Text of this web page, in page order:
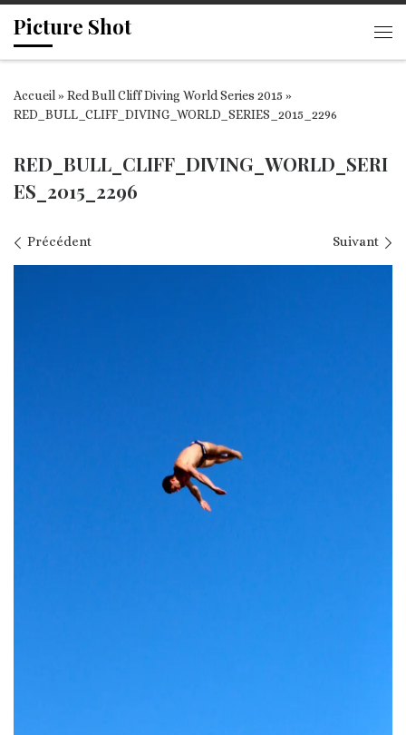
Passer au contenu
Picture Shot
Accueil» Red Bull Cliff Diving World Series 2015 »
RED_BULL_CLIFF_DIVING_WORLD_SERIES_2015_2296
RED_BULL_CLIFF_DIVING_WORLD_SERI
ES_2015_2296
Navigation des images
Précédent Suivant